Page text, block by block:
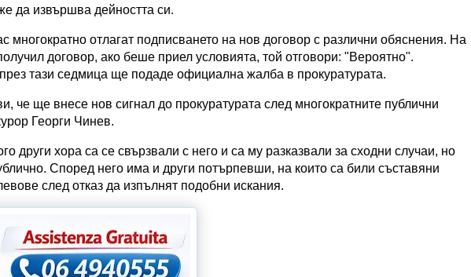
да извършва дейността си.
многократно отлагат подписването на нов договор с различни обяснения. На
договор, ако беше приел условията, той отговори: "Вероятно".
тази седмица ще подаде официална жалба в прокуратурата.
че ще внесе нов сигнал до прокуратурата след многократните публични
Георги Чинев.
други хора са се свързвали с него и са му разказвали за сходни случаи, но
Според него има и други потърпевши, на които са били съставяни
след отказ да изпълнят подобни искания.